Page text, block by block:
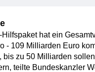
hat ein
- 109 Milliarden Euro
bis zu 50 Milliarden
teilte Bundeskanzler